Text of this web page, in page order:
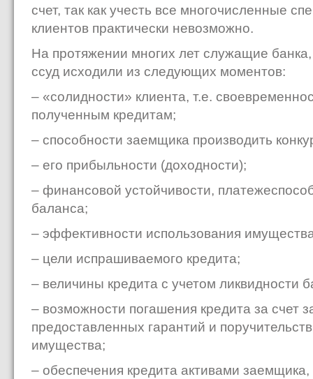
счет, так как учесть все многочисленные
клиентов практически невозможно.
На протяжении многих лет служащие
ссуд исходили из следующих моментов:
– «солидности» клиента, т.е.
полученным кредитам;
– способности заемщика производить
– его прибыльности (доходности);
– финансовой устойчивости,
баланса;
– эффективности использования
– цели испрашиваемого кредита;
– величины кредита с учетом ликвидности
– возможности погашения кредита за счет
предоставленных гарантий и
имущества;
– обеспечения кредита активами